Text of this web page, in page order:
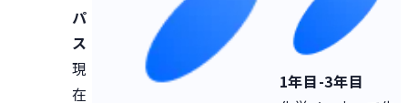
パ
ス
現
在
1年目-3年目